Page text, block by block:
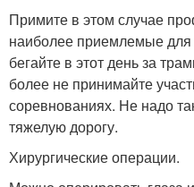
Примите в этом случае
наиболее приемлемые
бегайте в этот день за
более не принимайте
соревнованиях. Не надо
тяжелую дорогу.
Хирургические операции.